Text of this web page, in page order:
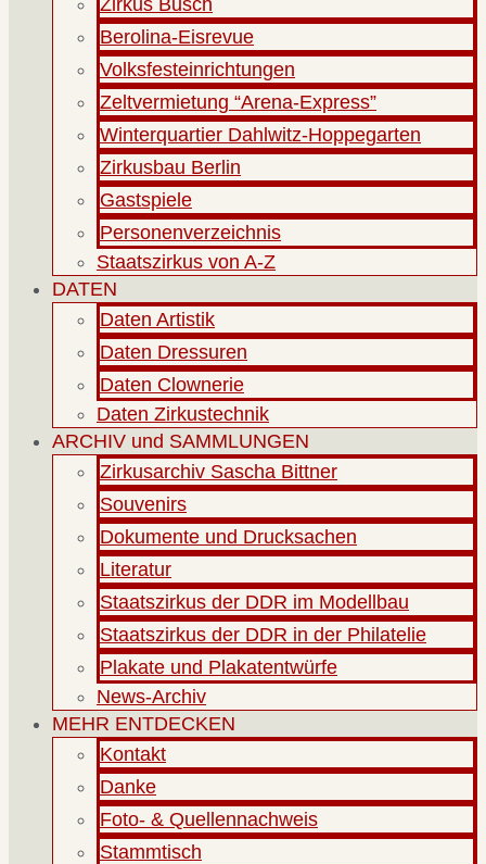
Berolina-Eisrevue
Volksfesteinrichtungen
Zeltvermietung “Arena-Express”
Winterquartier Dahlwitz-Hoppegarten
Zirkusbau Berlin
Gastspiele
Personenverzeichnis
Staatszirkus von A-Z
DATEN
Daten Artistik
Daten Dressuren
Daten Clownerie
Daten Zirkustechnik
ARCHIV und SAMMLUNGEN
Zirkusarchiv Sascha Bittner
Souvenirs
Dokumente und Drucksachen
Literatur
Staatszirkus der DDR im Modellbau
Staatszirkus der DDR in der Philatelie
Plakate und Plakatentwürfe
News-Archiv
MEHR ENTDECKEN
Kontakt
Danke
Foto- & Quellennachweis
Stammtisch